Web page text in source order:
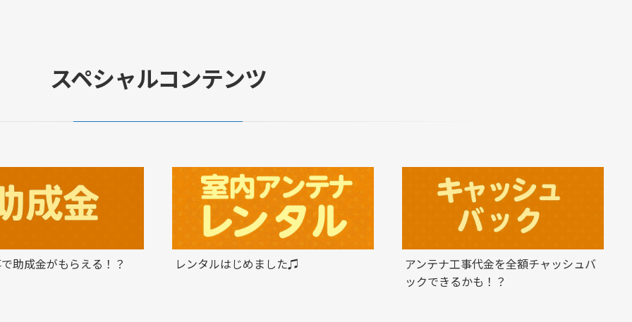
スペシャルコンテンツ
助成金がもらえる！？ レンタルはじめました♫
アンテナ工事代金を全額チャッシュバ
ックできるかも！？